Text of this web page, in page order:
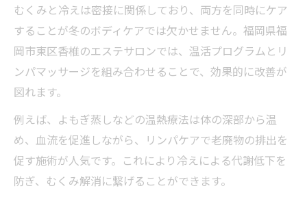
むくみと冷えは密接に関係しており、両方を同時にケア
することが冬のボディケアでは欠かせません。福岡県福
岡市東区香椎のエステサロンでは、温活プログラムとリ
ンパマッサージを組み合わせることで、効果的に改善が
図れます。
例えば、よもぎ蒸しなどの温熱療法は体の深部から温
め、血流を促進しながら、リンパケアで老廃物の排出を
促す施術が人気です。これにより冷えによる代謝低下を
防ぎ、むくみ解消に繋げることができます。